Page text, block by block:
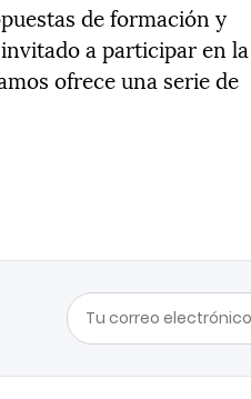
de formación y
a participar en la
ofrece una serie de